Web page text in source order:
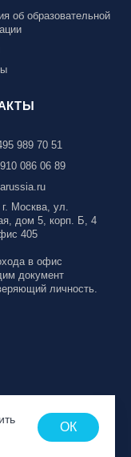
ОК
об образовательной
989 70 51
086 06 89
г. Москва, ул.
дом 5, корп. Б, 4
405
в офис
документ
личность.